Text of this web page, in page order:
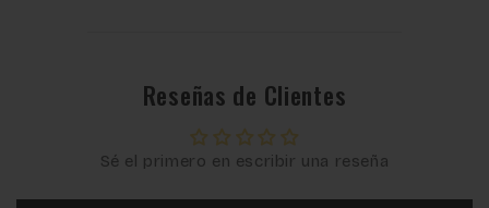
Reseñas de Clientes
Sé el primero en escribir una reseña